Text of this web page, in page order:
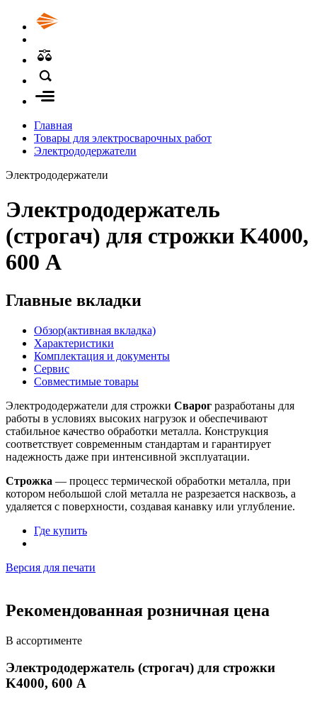
Главная
Товары для электросварочных работ
Электрододержатели
Электрододержатели
Электрододержатель
(строгач) для строжки K4000,
600 А
Главные вкладки
Обзор(активная вкладка)
Характеристики
Комплектация и документы
Сервис
Совместимые товары
Электрододержатели для строжки Сварог разработаны для
работы в условиях высоких нагрузок и обеспечивают
стабильное качество обработки металла. Конструкция
соответствует современным стандартам и гарантирует
надежность даже при интенсивной эксплуатации.
Строжка — процесс термической обработки металла, при
котором небольшой слой металла не разрезается насквозь, а
удаляется с поверхности, создавая канавку или углубление.
Где купить
Версия для печати
Рекомендованная розничная цена
В ассортименте
Электрододержатель (строгач) для строжки
K4000, 600 А